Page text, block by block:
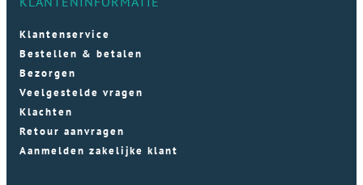
Klantenservice
Bestellen & betalen
Bezorgen
Veelgestelde vragen
Klachten
Retour aanvragen
Aanmelden zakelijke klant